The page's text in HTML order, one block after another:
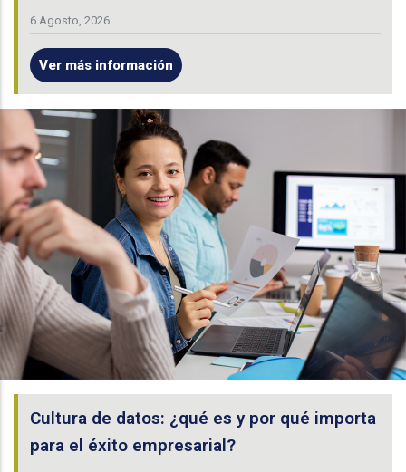
6 Agosto, 2026
Ver más información
Cultura de datos: ¿qué es y por qué importa
para el éxito empresarial?